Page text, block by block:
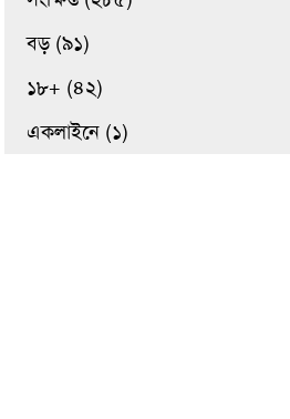
বড় (৯১)
১৮+ (৪২)
একলাইনে (১)